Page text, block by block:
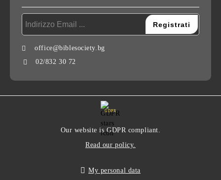
office@biblesociety.bg
02/832 30 72
GDPR
Our website is GDPR compliant.
Read our policy.
My personal data